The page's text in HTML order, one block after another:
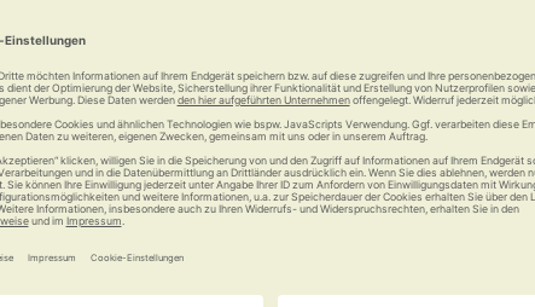
Weitere Informationen